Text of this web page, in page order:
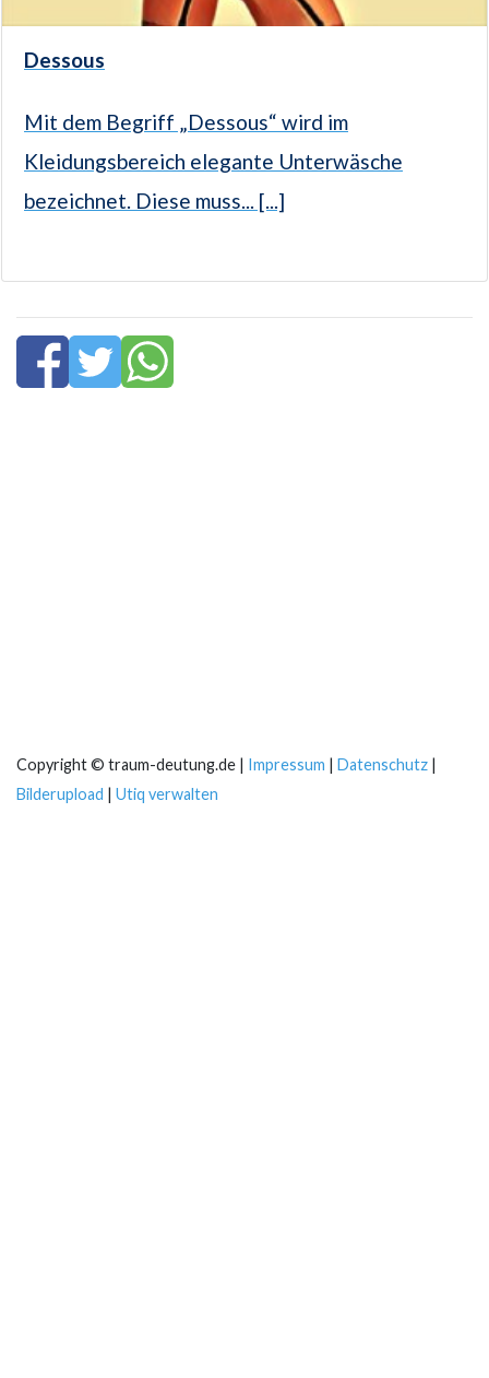
Dessous
Mit dem Begriff „Dessous“ wird im
Kleidungsbereich elegante Unterwäsche
bezeichnet. Diese muss... [...]
Copyright © traum-deutung.de | Impressum | Datenschutz |
Bilderupload | Utiq verwalten